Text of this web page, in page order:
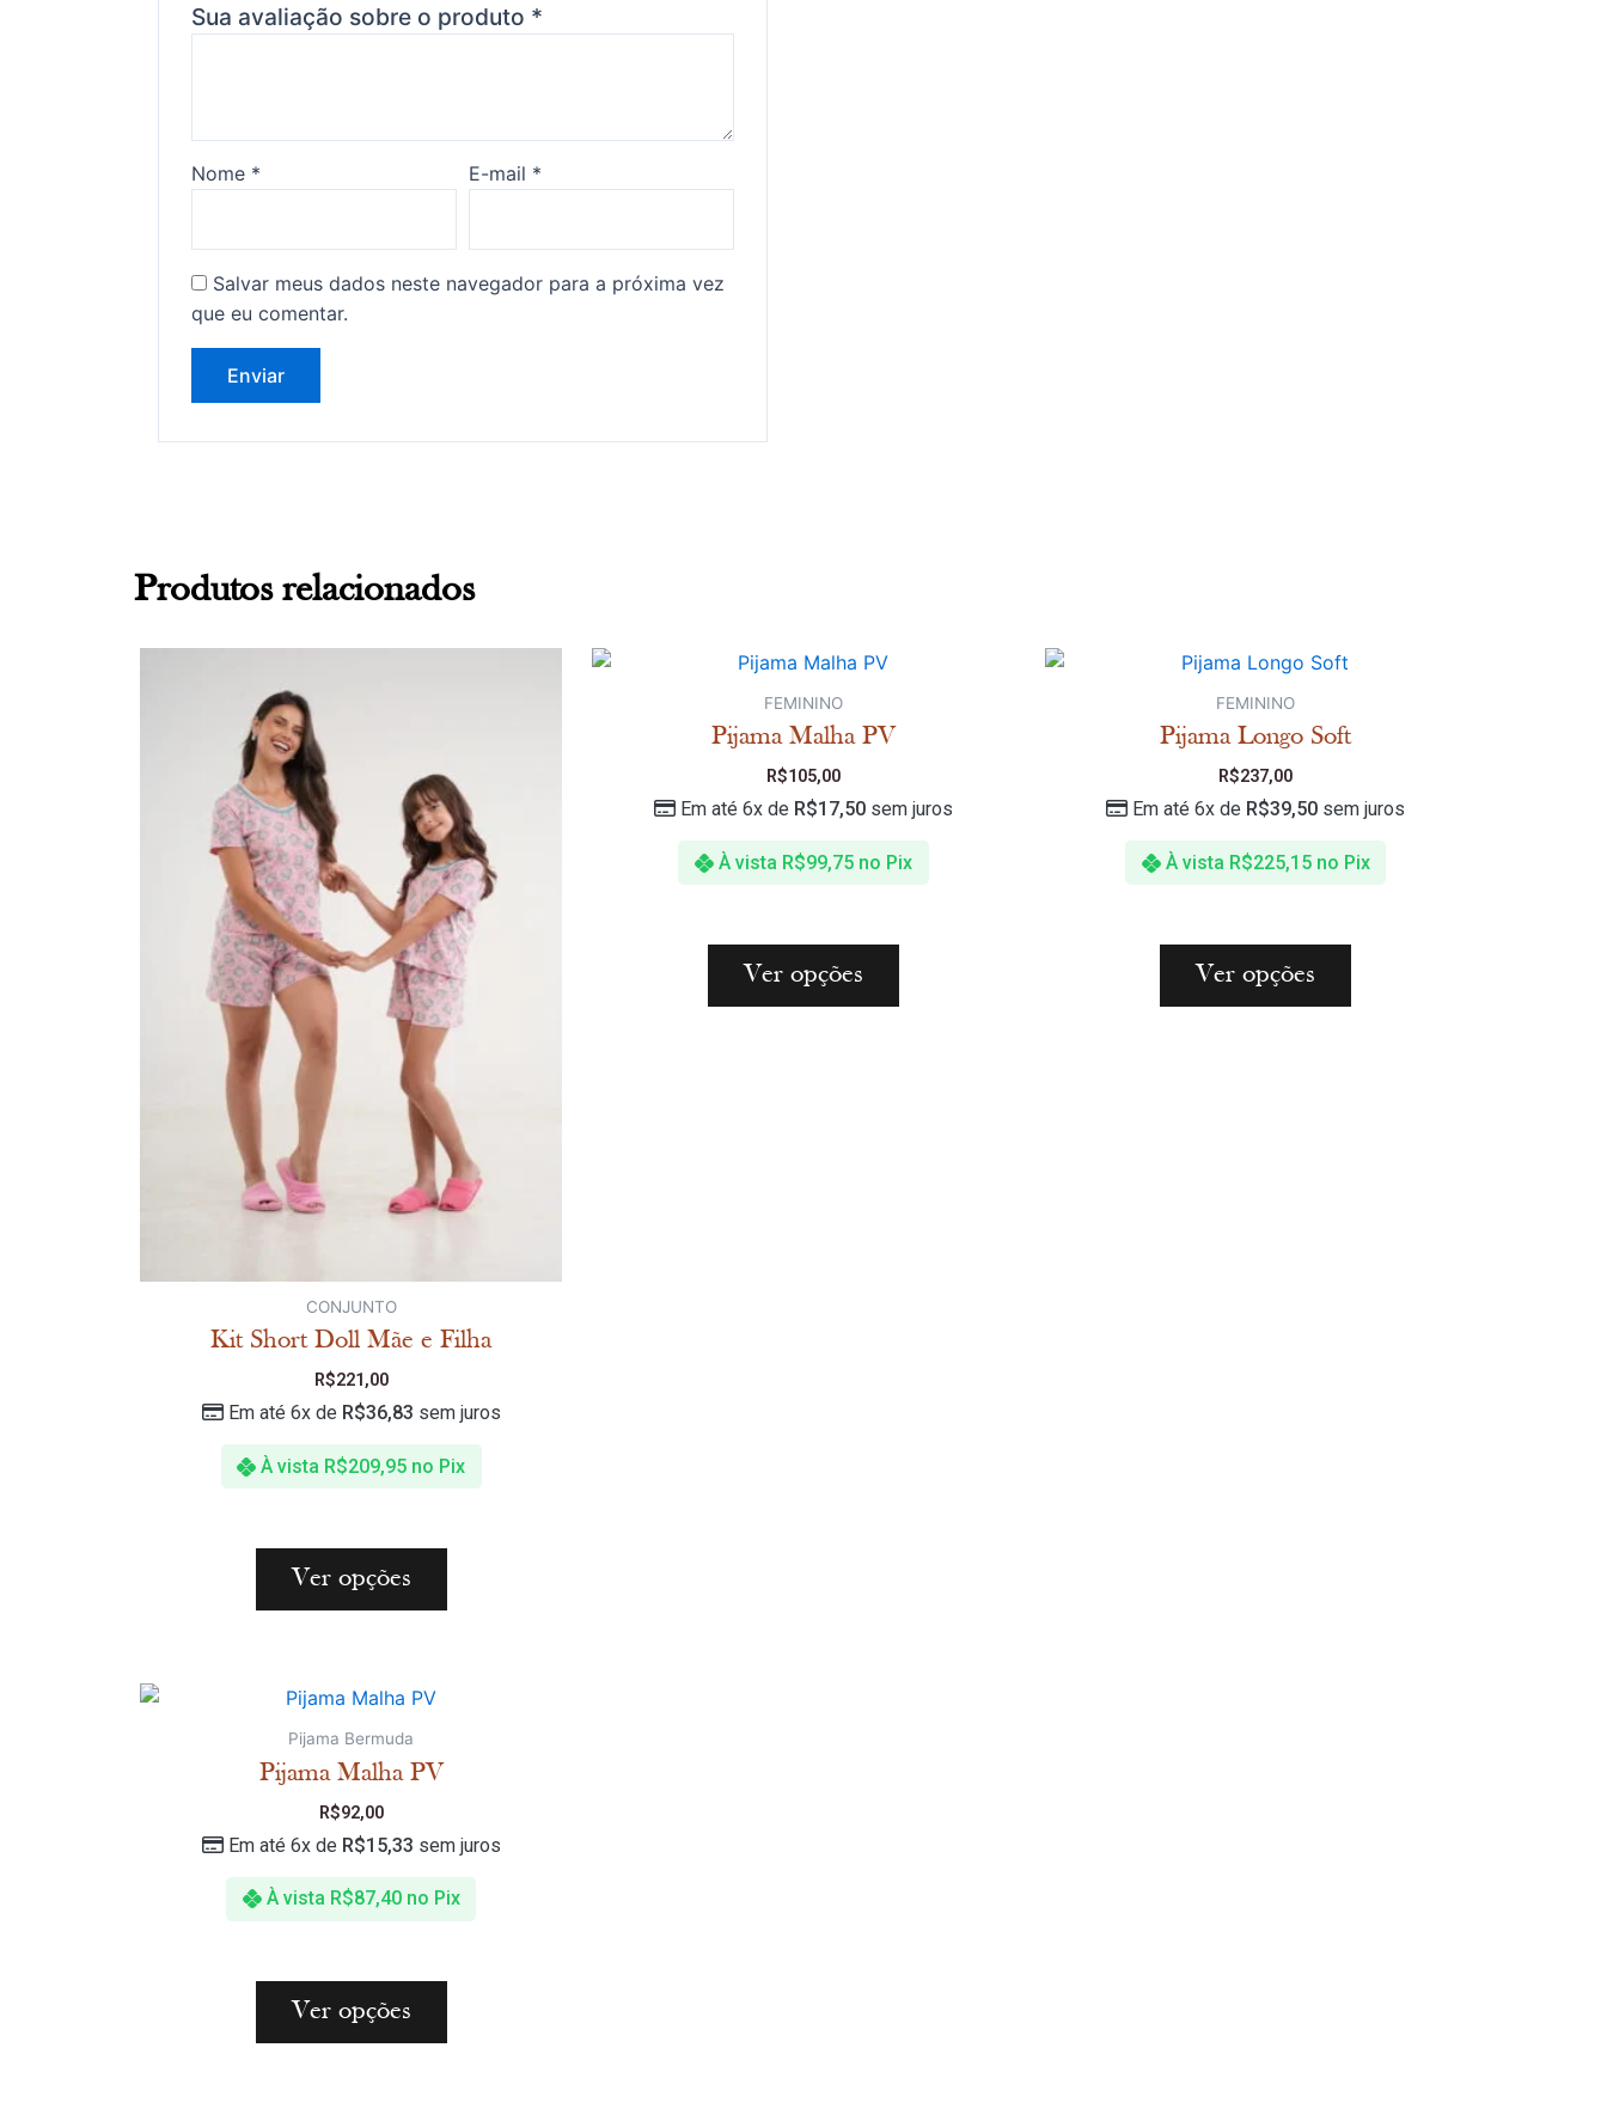
Sua avaliação sobre o produto *
Nome * E-mail *
Salvar meus dados neste navegador para a próxima vez
que eu comentar.
Produtos relacionados
CONJUNTO
Kit Short Doll Mãe e Filha
R$221,00
À vista R$209,95 no Pix
Em até 6x de R$36,83 sem juros
Ver opções
FEMININO
Pijama Malha PV
R$105,00
À vista R$99,75 no Pix
Em até 6x de R$17,50sem juros
Ver opções
FEMININO
Pijama Longo Soft
R$237,00
À vista R$225,15 no Pix
Em até 6x de R$39,50 sem juros
Ver opções
Pijama Bermuda
Pijama Malha PV
R$92,00
À vista R$87,40 no Pix
Em até 6x de R$15,33 sem juros
Ver opções